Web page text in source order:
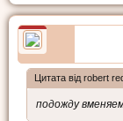
Цитата від robert
подожду